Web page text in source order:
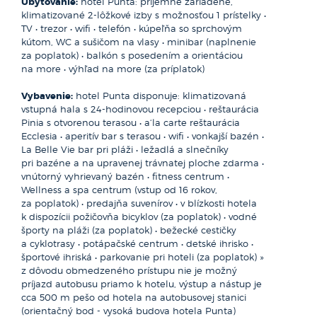
i menšie strediská ponúkajúce všetko potrebné
pre dokonalé strávenie dovolenkových chvíľ a rôzne typy
pláží ideálnych pre zaslúžené leňošenie.
K najkrajším miestam patrí národný park Krka ležiaci
názov podľa rieky, ktorá ním preteká. Na úseku dlhom
50 km je osem veľkých vodopádov a medzi tými
najkrajšími, Rošovským vodopádom a Skradinskym bukom ,
stojí na ostrovčeku Visovac kláštor so vzácnou knižnicou.
Ďalším nádherným národným parkom je labyrint
Kornatského súostrovia, ktorý tvorí skupina približne 140
ostrovov a ostrovčekov. Rozhodne stojí za návštevu. Šibenik
je každoročne navštevovaný milovníkmi histórie a pamiatok
a nad všetkými chorvátskymi mestami na Jadrane vyniká
svojou jedinečnou polohou v malebnom a rozľahlom zálive
pri ústí rieky Krky. Mesto obklopujú pevnosti sv. Mihovil, sv.
Ivan a sv. Šubičevac, ktoré sú spolu s pevnosťou sv. Nikola
symbolmi mnohých rokov vzdorovania mesta nepriateľom.
Neďaleké Vodice sú mestečko bohaté duchom, ktoré majú
stále čo ponúknuť svojim návštevníkom, majú niečo, čo ho
robí jedinečným, niečo, čo vy sami musíte jednoducho
zažiť! Ojedinelá kombinácia životom prekypujúcich stredísk,
vyčnievajúce skaly. Z ostrovov je najväčší Kornat /33 km²/,
okolo ktorého sa sústreďujú všetky ostatné ostrovy. Bližšie
k pevnine, leží druhý najväčší ostrov tohto súostrovia, Žut
/15 km²/.
V letnej sezóne prichádzajú na ostrovy hlavne milovníci
s povolenými nudistickými plážami. Je možné prenajať si
loď s posádkou alebo bez nej a spoznávať detailne krásu
tohto národného parku. Dodnes čistá voda s mimoriadne
bohatou morskou faunou a flórou predstavuje skutočný raj
pre potápačov.
Národný park Krka
DALMÁCIA
klimatizované 2-lôžkové izby s možnosťou 1 prístelky •
TV • trezor • wifi • telefón • kúpeľňa so sprchovým
kútom, WC a sušičom na vlasy • minibar (naplnenie
za poplatok) • balkón s posedením a orientáciou
na more • výhľad na more (za príplatok)
Vybavenie: hotel Punta disponuje: klimatizovaná
vstupná hala s 24-hodinovou recepciou • reštaurácia
Pinia s otvorenou terasou • a‘la carte reštaurácia
Ecclesia • aperitív bar s terasou • wifi • vonkajší bazén •
La Belle Vie bar pri pláži • ležadlá a slnečníky
pri bazéne a na upravenej trávnatej ploche zdarma •
vnútorný vyhrievaný bazén • fitness centrum •
Wellness a spa centrum (vstup od 16 rokov,
za poplatok) • predajňa suvenírov • v blízkosti hotela
k dispozícii požičovňa bicyklov (za poplatok) • vodné
športy na pláži (za poplatok) • bežecké cestičky
a cyklotrasy • potápačské centrum • detské ihrisko •
športové ihriská • parkovanie pri hoteli (za poplatok) »
z dôvodu obmedzeného prístupu nie je možný
príjazd autobusu priamo k hotelu, výstup a nástup je
cca 500 m pešo od hotela na autobusovej stanici
(orientačný bod - vysoká budova hotela Punta)